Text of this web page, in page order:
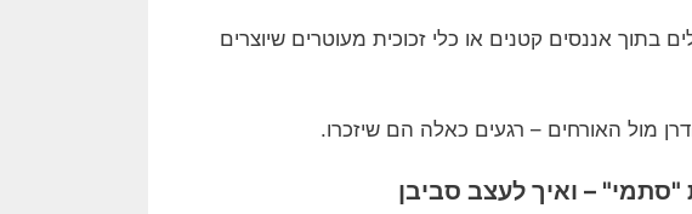
בתוך אננסים קטנים או כלי זכוכית מעוטרים שיוצרים
מול האורחים – רגעים כאלה הם שיזכרו.